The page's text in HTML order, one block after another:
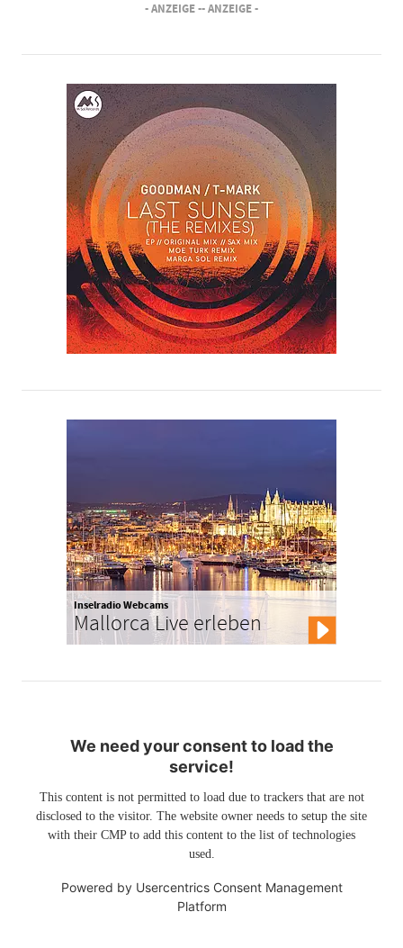
- ANZEIGE -- ANZEIGE -
Inselradio Webcams
Mallorca Live erleben
We need your consent to load the
service!
This content is not permitted to load due to trackers that are not
disclosed to the visitor. The website owner needs to setup the site
with their CMP to add this content to the list of technologies
used.
Powered by Usercentrics Consent Management
Platform